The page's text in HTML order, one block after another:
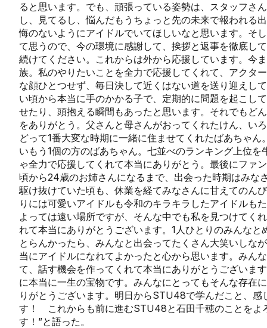
ると思います。でも、頑張っている姿勢は、スタッフさ
し、見てるし、悩んだもうちょっと先の未来で報われる
悔のないようにアイドルでいてほしいなと思います。そ
て思うので、今の環境に感謝して、挨拶と返事を徹底し
続けてください。これからは外から応援しています。今
族。私のやりたいことを全力で応援してくれて、アクタ
な顔ひとつせず、毎日決して近くはない道を送り迎えし
い頃から本当に手のかかる子で、定期的に問題を起こし
せたり、頭抱える瞬間もあったと思います。それでもど
をありがとう。父さんと母さんがおってくれたけん、い
どって1番大変な時期に一緒に住ませてくれたばあちゃ
いもう1個の方のばあちゃん。七並べのランキング上位
ゃ全力で応援してくれて本当にありがとう。最後にファ
頃から24歳のお姉さんになるまで、出会った時期はみな
駆け抜けていた頃も、休業を経てみなさんに甘えてのん
りには可愛いアイドルも令和のキラキラしたアイドルも
よっては遠い場所ですが、そんな中でも私を見つけてく
れて本当にありがとうございます。1人ひとりのみんな
とらんかったら、みんなと出会ってたくさん大笑いしな
当にアイドルになれてよかったと心から思います。みん
て、話す機会を作ってくれて本当にありがとうございま
に本当に一生の宝物です。みんなにとってもそんな存在
りがとうございます。明日からSTU48で学んだこと、
す！ これからも前に進むSTU48と石田千穂のことをよ
す！”と語った。